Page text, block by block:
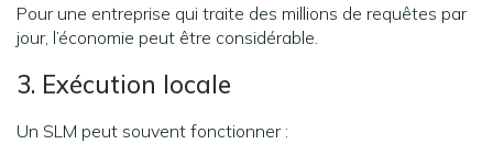
Pour une entreprise qui traite des millions de requêtes par
jour, l’économie peut être considérable.
3. Exécution locale
Un SLM peut souvent fonctionner :